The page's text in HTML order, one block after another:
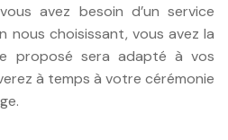
avez besoin d’un service
nous choisissant, vous avez la
proposé sera adapté à vos
à temps à votre cérémonie